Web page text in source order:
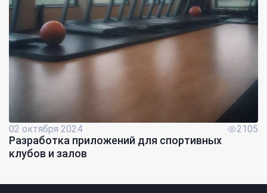
02 октября 2024 2105
Разработка приложений для спортивных
клубов и залов